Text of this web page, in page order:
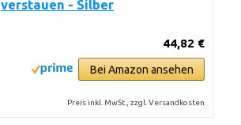
verstauen - Silber
44,82 €
Bei Amazon ansehen
Preis inkl. MwSt., zzgl. Versandkosten